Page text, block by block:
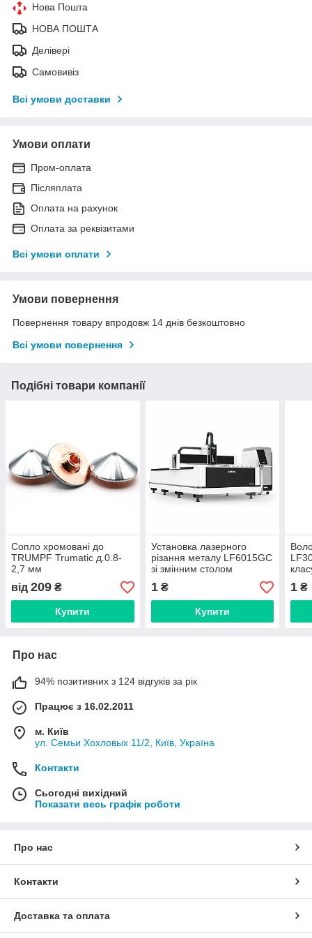
Нова Пошта
НОВА ПОШТА
Делівері
Самовивіз
Всі умови доставки
Умови оплати
Пром-оплата
Післяплата
Оплата на рахунок
Оплата за реквізитами
Всі умови оплати
Умови повернення
Повернення товару впродовж 14 днів безкоштовно
Всі умови повернення
Подібні товари компанії
Сопло хромовані до
TRUMPF Trumatic д.0.8-
2,7 мм
від 209 ₴
Купити
Установка лазерного
різання металу LF6015GC
зі змінним столом
1₴
Купити
1 ₴
Про нас
94% позитивних з 124 відгуків за рік
Працює з 16.02.2011
м. Київ
ул. Семьи Хохловых 11/2, Київ, Україна
Контакти
Сьогодні вихідний
Показати весь графік роботи
Про нас
Контакти
Доставка та оплата